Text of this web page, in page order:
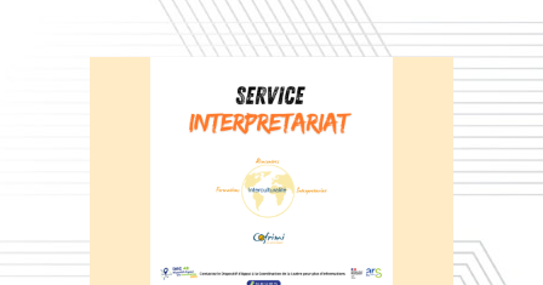
ACTUALITÉS
BOÎTE